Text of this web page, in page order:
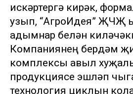
искәртергә кирәк,
узып, “АгроИдея” ҖЧҖ
адымнар белән
Компаниянең бердәм
комплексы авыл
продукциясе эшләп
технология циклын